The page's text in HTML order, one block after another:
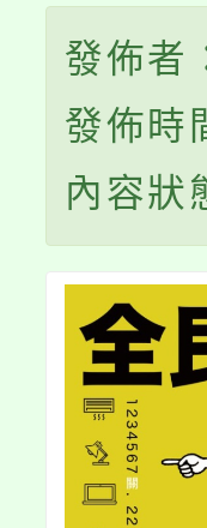
發佈者
發佈時
內容狀